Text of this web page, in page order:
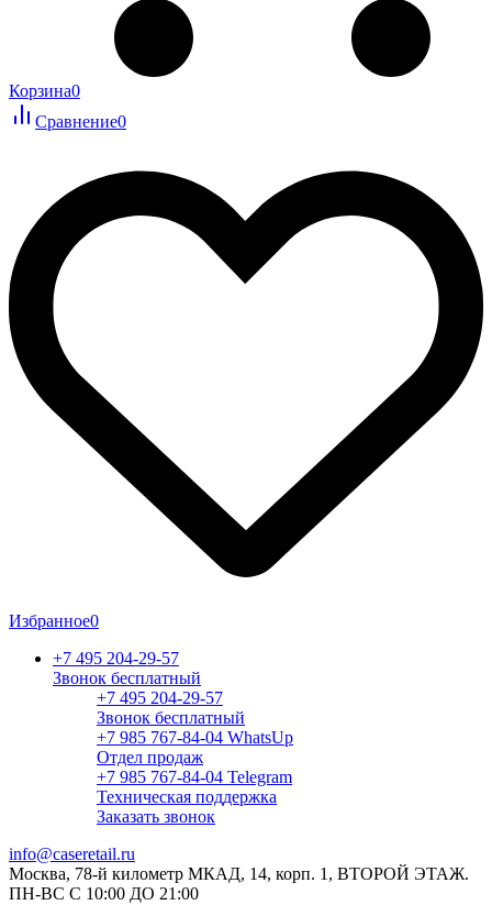
Корзина0
Сравнение0
Избранное0
+7 495 204-29-57
Звонок бесплатный
+7 495 204-29-57
Звонок бесплатный
+7 985 767-84-04 WhatsUp
Отдел продаж
+7 985 767-84-04 Telegram
Техническая поддержка
Заказать звонок
info@caseretail.ru
Москва, 78-й километр МКАД, 14, корп. 1, ВТОРОЙ ЭТАЖ.
ПН-ВС С 10:00 ДО 21:00